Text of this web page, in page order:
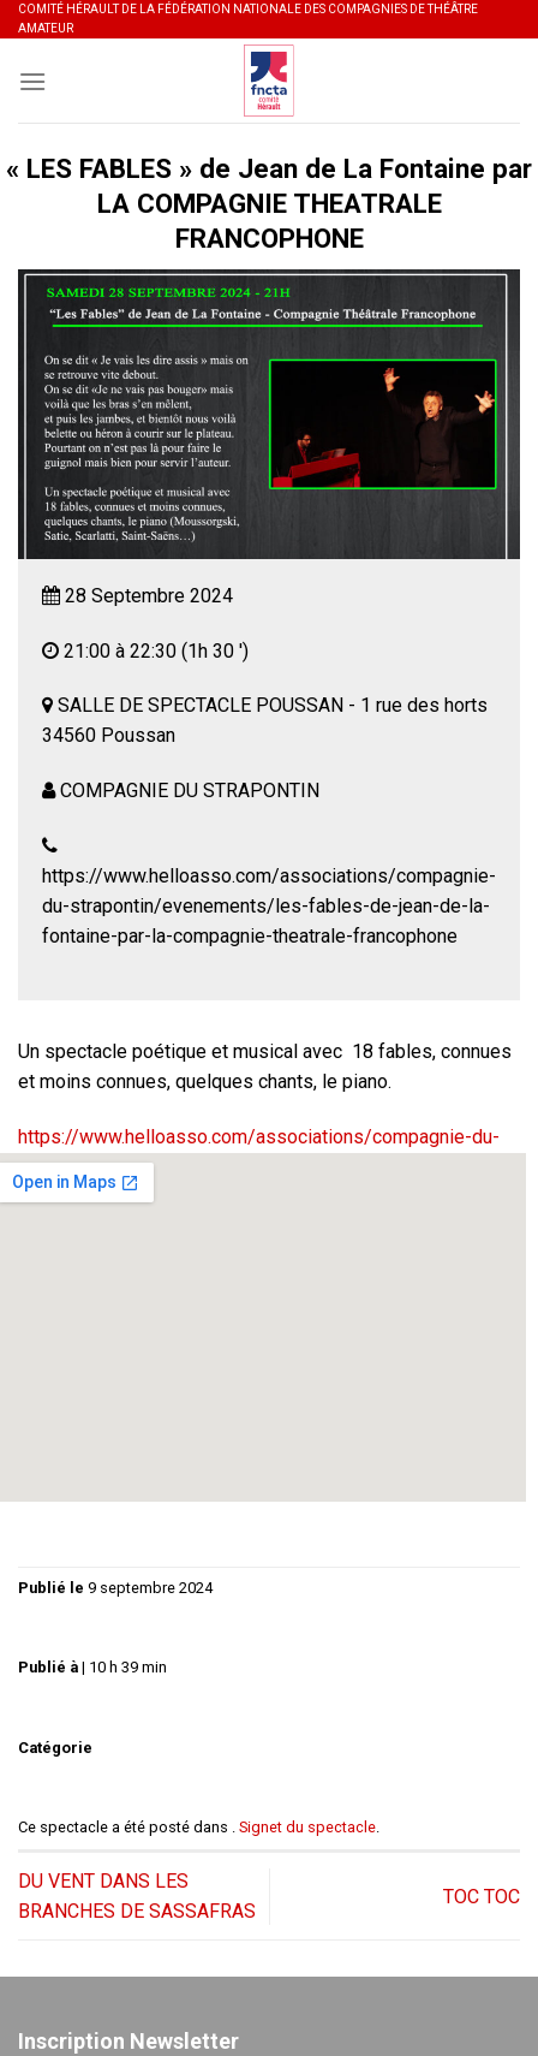
Skip
to
content
COMITÉ HÉRAULT DE LA FÉDÉRATION NATIONALE DES COMPAGNIES DE THÉÂTRE
AMATEUR
« LES FABLES » de Jean de La Fontaine par
LA COMPAGNIE THEATRALE
FRANCOPHONE
28 Septembre 2024
21:00 à 22:30 (1h 30 ')
SALLE DE SPECTACLE POUSSAN - 1 rue des horts
34560 Poussan
COMPAGNIE DU STRAPONTIN
https://www.helloasso.com/associations/compagnie-
du-strapontin/evenements/les-fables-de-jean-de-la-
fontaine-par-la-compagnie-theatrale-francophone
Un spectacle poétique et musical avec 18 fables, connues
et moins connues, quelques chants, le piano.
https://www.helloasso.com/associations/compagnie-du-
strapontin/evenements/les-fables-de-jean-de-la-fontaine-
par-la-compagnie-theatrale-francophone
Publié le 9 septembre 2024
Publié à | 10 h 39 min
Catégorie
Ce spectacle a été posté dans . Signet du spectacle.
DU VENT DANS LES
BRANCHES DE SASSAFRAS
TOC TOC
Inscription Newsletter